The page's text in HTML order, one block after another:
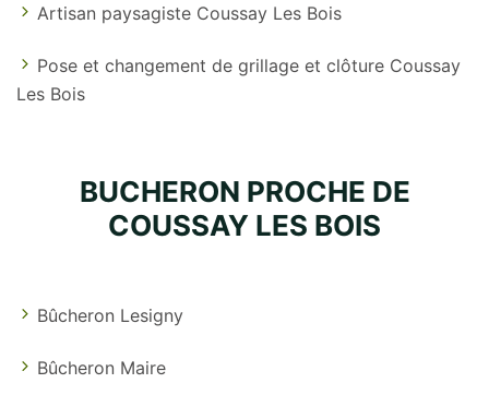
Artisan paysagiste Coussay Les Bois
Pose et changement de grillage et clôture Coussay
Les Bois
BUCHERON PROCHE DE
COUSSAY LES BOIS
Bûcheron Lesigny
Bûcheron Maire